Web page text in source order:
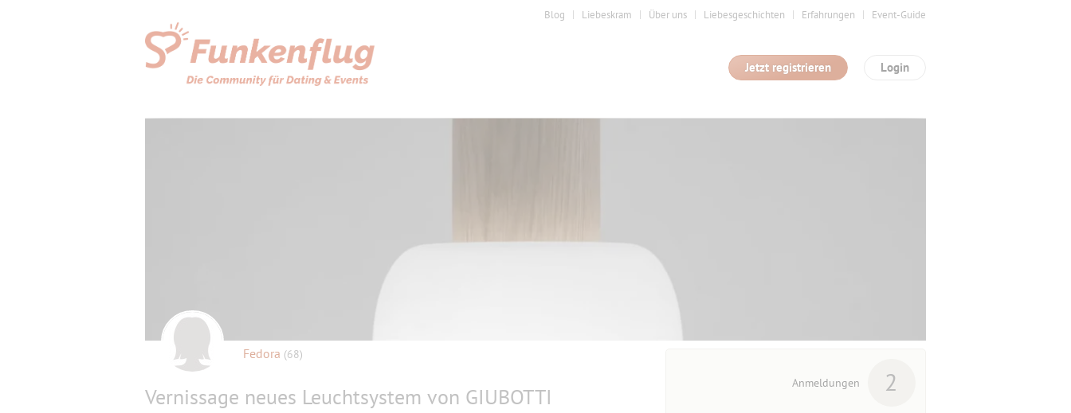
Blog Liebeskram Über uns Liebesgeschichten Erfahrungen Event-Guide
Login
Jetzt registrieren
Fedora (68)
Vernissage neues Leuchtsystem von GIUBOTTI
Anmeldungen 2